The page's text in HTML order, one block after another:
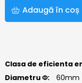
Adaugă în coș
Clasa de eficienta
Diametru Φ:
60mm